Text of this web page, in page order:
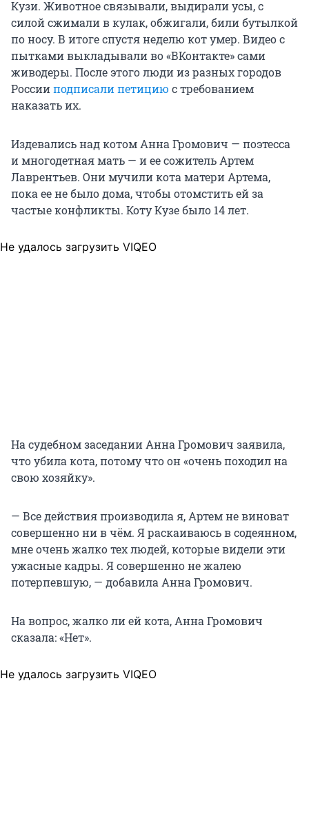
Кузи. Животное связывали, выдирали усы, с
силой сжимали в кулак, обжигали, били бутылкой
по носу. В итоге спустя неделю кот умер. Видео с
пытками выкладывали во «ВКонтакте» сами
живодеры. После этого люди из разных городов
Россииподписали петицию с требованием
наказать их.
Издевались над котом Анна Громович — поэтесса
и многодетная мать — и ее сожитель Артем
Лаврентьев. Они мучили кота матери Артема,
пока ее не было дома, чтобы отомстить ей за
частые конфликты. Коту Кузе было 14 лет.
Не удалось загрузить VIQEO
На судебном заседании Анна Громович заявила,
что убила кота, потому что он «очень походил на
свою хозяйку».
— Все действия производила я, Артем не виноват
совершенно ни в чём. Я раскаиваюсь в содеянном,
мне очень жалко тех людей, которые видели эти
ужасные кадры. Я совершенно не жалею
потерпевшую, — добавила Анна Громович.
На вопрос, жалко ли ей кота, Анна Громович
сказала: «Нет».
Не удалось загрузить VIQEO